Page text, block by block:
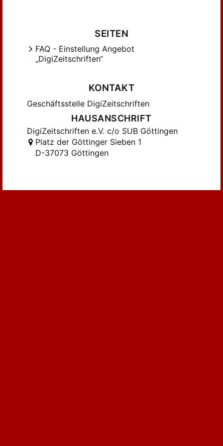
Fischbach, Friedrich (15)
Fischer, Arwin (9)
Frantz, Henri (5)
Fuchs, George (8)
Giani, Carl (17)
Hagen, L. (15)
Heiden, Max (4)
Herwarth von Bitterfeld, A. (4)
Hochegger, R. (11)
SEITEN
FAQ - Einstellung Angebot
„DigiZeitschriften“
KONTAKT
Geschäftsstelle DigiZeitschriften
HAUSANSCHRIFT
DigiZeitschriften e.V. c/o SUB Göttingen
Platz der Göttinger Sieben 1
D-37073 Göttingen